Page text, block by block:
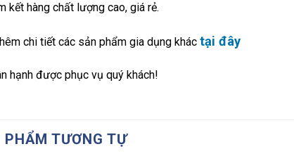
kết hàng chất lượng cao, giá rẻ.
chi tiết các sản phẩm gia dụng khác tại đây
hạnh được phục vụ quý khách!
PHẨM TƯƠNG TỰ